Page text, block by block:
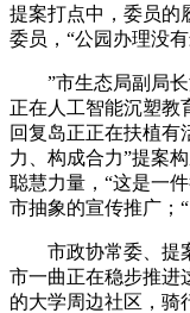
提案打点中，委员的
委员，“公园办理没有
”市生态局副局长
正在人工智能沉塑教
回复岛正正在扶植有
力、构成合力”提案
聪慧力量，“这是一
市抽象的宣传推广；
市政协常委、提案
市一曲正在稳步推进
的大学周边社区，骑